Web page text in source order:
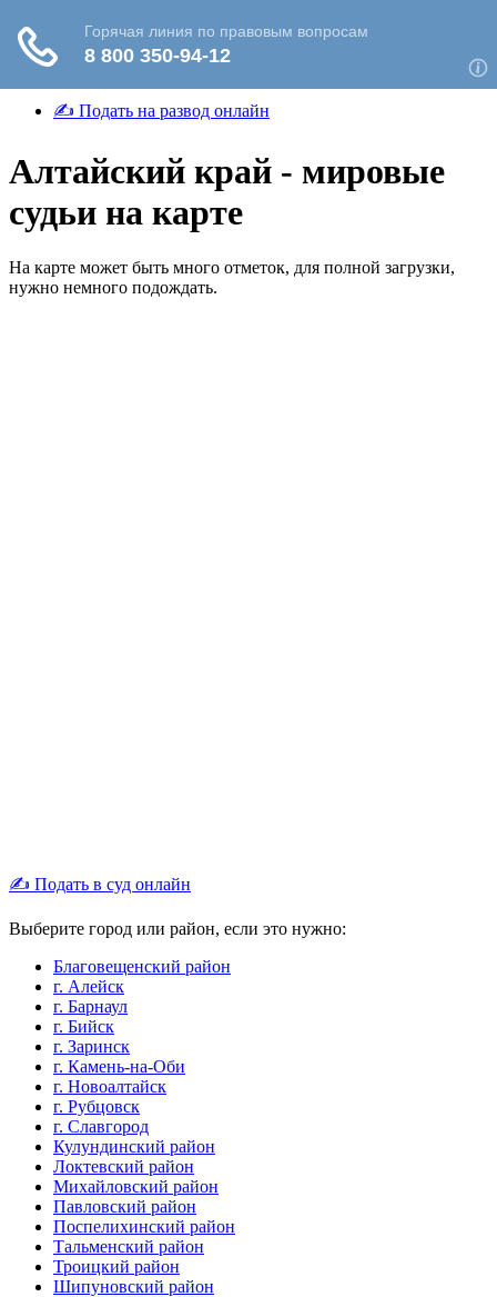
✍ Подать на развод онлайн
Алтайский край - мировые
судьи на карте
На карте может быть много отметок, для полной загрузки,
нужно немного подождать.
✍ Подать в суд онлайн
Выберите город или район, если это нужно:
Благовещенский район
г. Алейск
г. Барнаул
г. Бийск
г. Заринск
г. Камень-на-Оби
г. Новоалтайск
г. Рубцовск
г. Славгород
Кулундинский район
Локтевский район
Михайловский район
Павловский район
Поспелихинский район
Тальменский район
Троицкий район
Шипуновский район